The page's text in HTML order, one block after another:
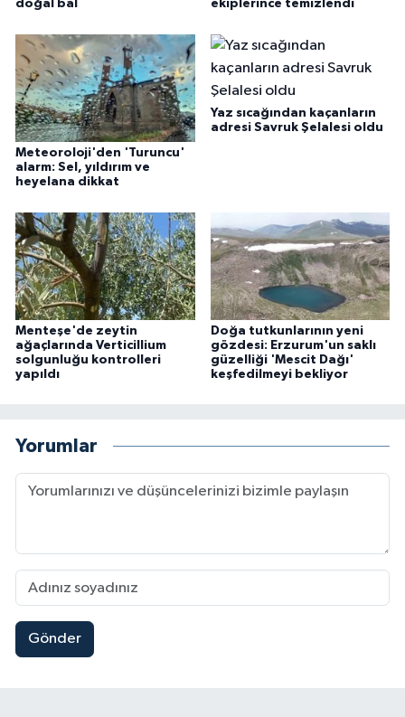
doğal bal ekiplerince temizlendi
Meteoroloji'den 'Turuncu'
alarm: Sel, yıldırım ve
heyelana dikkat
Yaz sıcağından kaçanların
adresi Savruk Şelalesi oldu
Menteşe'de zeytin
ağaçlarında Verticillium
solgunluğu kontrolleri
yapıldı
Doğa tutkunlarının yeni
gözdesi: Erzurum'un saklı
güzelliği 'Mescit Dağı'
keşfedilmeyi bekliyor
Yorumlar
Gönder